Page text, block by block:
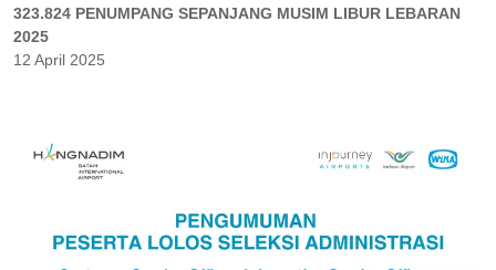
323.824 PENUMPANG SEPANJANG MUSIM LIBUR LEBARAN
2025
12 April 2025